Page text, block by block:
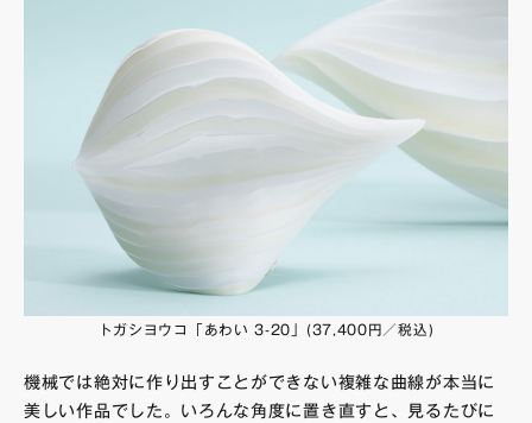
トガシヨウコ「あわい 3-20」(37,400円／税込)
機械では絶対に作り出すことができない複雑な曲線が本当に
美しい作品でした。いろんな角度に置き直すと、見るたびに